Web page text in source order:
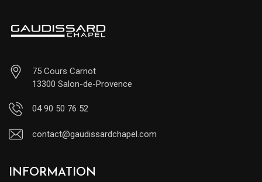
75 Cours Carnot
13300 Salon-de-Provence
04 90 50 76 52
contact@gaudissardchapel.com
INFORMATION